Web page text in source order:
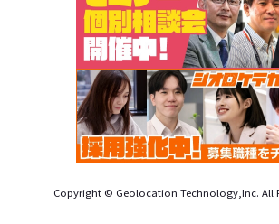
Copyright © Geolocation Technology,Inc. All